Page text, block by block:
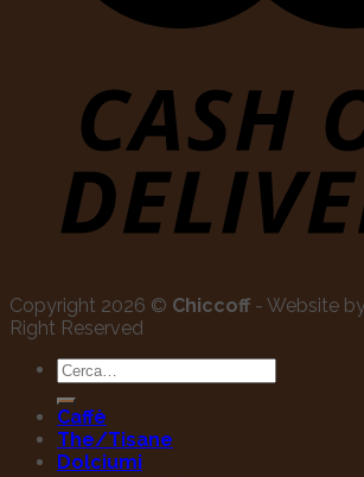
Copyright 2026 © Chiccoff - Website
Right Reserved
Cerca:
Caffè
The/Tisane
Dolciumi